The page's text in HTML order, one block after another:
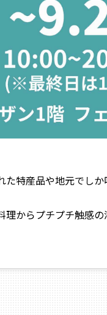
特産品や地元でし
からプチプチ触感